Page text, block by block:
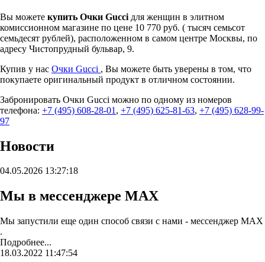
Вы можете купить Очки Gucci для женщин в элитном
комиссионном магазине по цене 10 770 руб. ( тысяч семьсот
семьдесят рублей), расположенном в самом центре Москвы, по
адресу Чистопрудный бульвар, 9.
Купив у нас Очки Gucci , Вы можете быть уверены в том, что
покупаете оригинальный продукт в отличном состоянии.
Забронировать Очки Gucci можно по одному из номеров
телефона: +7 (495) 608-28-01 , +7 (495) 625-81-63, +7 (495) 628-99-
97
Новости
04.05.2026 13:27:18
Мы в мессенджере MAX
Мы запустили еще один способ связи с нами - мессенджер MAX
.
Подробнее...
18.03.2022 11:47:54